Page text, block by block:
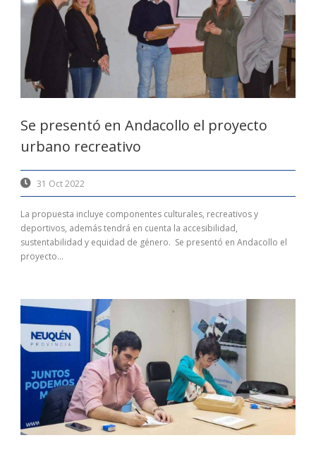
Se presentó en Andacollo el proyecto
urbano recreativo
31 Oct 2022
La propuesta incluye componentes culturales, recreativos y
deportivos, además tendrá en cuenta la accesibilidad,
sustentabilidad y equidad de género. Se presentó en Andacollo el
proyecto...